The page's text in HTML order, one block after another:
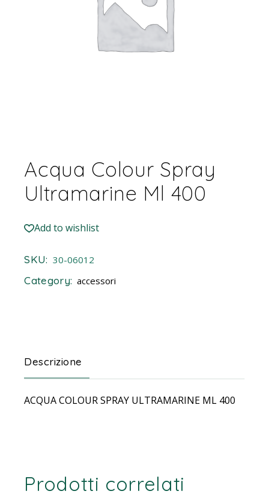
Acqua Colour Spray
Ultramarine Ml 400
Add to wishlist
SKU: 30-06012
Category: accessori
Descrizione
ACQUA COLOUR SPRAY ULTRAMARINE ML 400
Prodotti correlati